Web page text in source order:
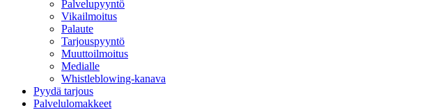
Palvelupyyntö
Vikailmoitus
Palaute
Tarjouspyyntö
Muuttoilmoitus
Medialle
Whistleblowing-kanava
Pyydä tarjous
Palvelulomakkeet